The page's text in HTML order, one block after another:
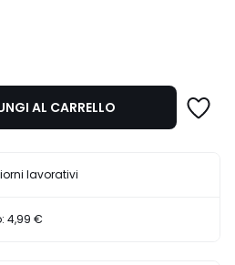
AL CARRELLO
lavorativi
4,99 €